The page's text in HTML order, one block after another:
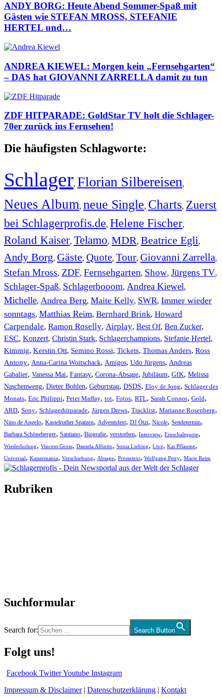
ANDY BORG: Heute Abend Sommer-Spaß mit
Gästen wie STEFAN MROSS, STEFANIE
HERTEL und…
ANDREA KIEWEL: Morgen kein „Fernsehgarten“
– DAS hat GIOVANNI ZARRELLA damit zu tun
ZDF HITPARADE: GoldStar TV holt die Schlager-
70er zurück ins Fernsehen!
Die häufigsten Schlagworte:
Schlager, Florian Silbereisen,
Neues Album, neue Single, Charts, Zuerst
bei Schlagerprofis.de, Helene Fischer,
Roland Kaiser, Telamo, MDR, Beatrice Egli,
Andy Borg, Gäste, Quote, Tour, Giovanni Zarrella,
Stefan Mross, ZDF, Fernsehgarten, Show, Jürgens TV,
Schlager-Spaß, Schlagerbooom, Andrea Kiewel,
Michelle, Andrea Berg, Maite Kelly, SWR, Immer wieder
sonntags, Matthias Reim, Bernhard Brink, Howard
Carpendale, Ramon Roselly, Airplay, Best Of, Ben Zucker,
ESC, Konzert, Christin Stark, Schlagerchampions, Stefanie Hertel,
Kimmig, Kerstin Ott, Semino Rossi, Tickets, Thomas Anders, Ross
Antony, Anna-Carina Woitschack, Amigos, Udo Jürgens, Andreas
Gabalier, Vanessa Mai, Fantasy, Corona-Absage, Jubiläum, GfK, Melissa
Naschenweng, Dieter Bohlen, Geburtstag, DSDS, Eloy de Jong, Schlager des
Monats, Eric Philippi, Peter Maffay, tot, Fotos, RTL, Sarah Connor, Gold,
ARD, Sony, Schlagerhitparade, Jürgen Drews, Tracklist, Marianne Rosenberg,
Nino de Angelo, Kastelruther Spatzen, Adventsfest, DJ Ötzi, Nicole, Sendetermin,
Barbara Schöneberger, Santiano, Biografie, verstorben, Interview, Einschaltquote,
Wiederholung, Vincent Gross, Daniela Alfinito, Sonia Liebing, Live, Kai Pflaume,
Universal, Kaisermania, Verschiebung, Absage, Pressetext, Wolfgang Petry, Marie Reim
Rubriken
Suchformular
Search for: Search Button
Folgt uns!
Facebook TwitterYoutube Instagram
Impressum & Disclaimer| Datenschutzerklärung | Kontakt